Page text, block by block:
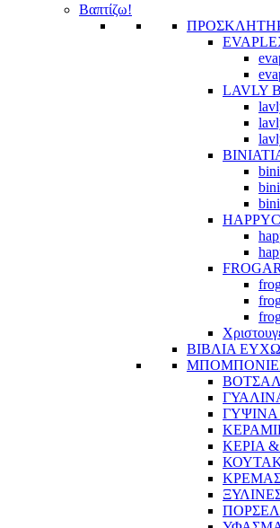
Βαπτίζω!
LAVLY
ΒΙΒΛΙΑ
ΚΕΡΙΑ